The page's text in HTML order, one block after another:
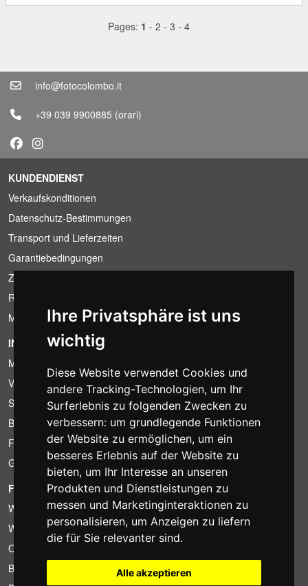
Ihre Privatsphäre ist uns
wichtig
Diese Website verwendet Cookies und
andere Tracking-Technologien, um Ihr
Surferlebnis zu folgenden Zwecken zu
verbessern: um grundlegende Funktionen
der Website zu ermöglichen, um ein
besseres Erlebnis auf der Website zu
bieten, um Ihr Interesse an unseren
Produkten und Dienstleistungen zu
messen und Marketinginteraktionen zu
personalisieren, um Anzeigen zu liefern
die für Sie relevanter sind.
Alle akzeptieren
Pages: 1 - 2 - 3 - 4
info@fotocolombo.it
+39 039 9900885 (orari)
KUNDENDIENST
Verkaufskonditionen
Datenschutz-Bestimmungen
Transport und Lieferzeiten
Garantiebedingungen
Zahlungsbedingungen
Ruecktrittsrecht
MwSt-Bedingungen
INFORMATION
Mietbedingungen
Verkaufsangebote
Sparpakete
Billiger gefunden?
Finanzierung
Gebrauchtartikel
FOTOCOLOMBO.IT
Wer wir sind
Wo wir sind
Oeffnungszeiten
Bewertungen auf Trovaprezzi